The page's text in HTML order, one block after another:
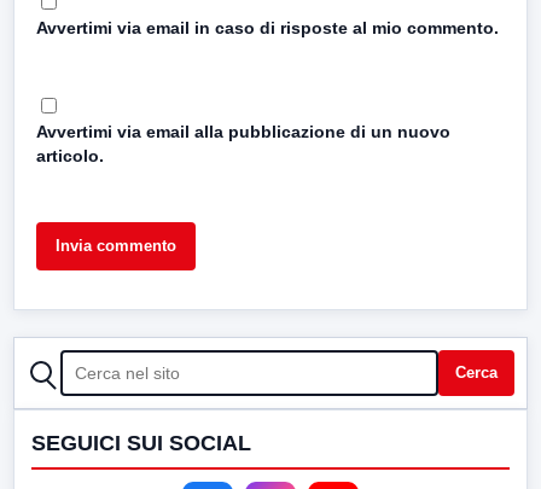
Avvertimi via email in caso di risposte al mio commento.
Avvertimi via email alla pubblicazione di un nuovo
articolo.
CERCA Cerca
SEGUICI SUI SOCIAL